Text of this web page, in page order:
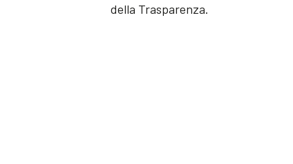
della Trasparenza.